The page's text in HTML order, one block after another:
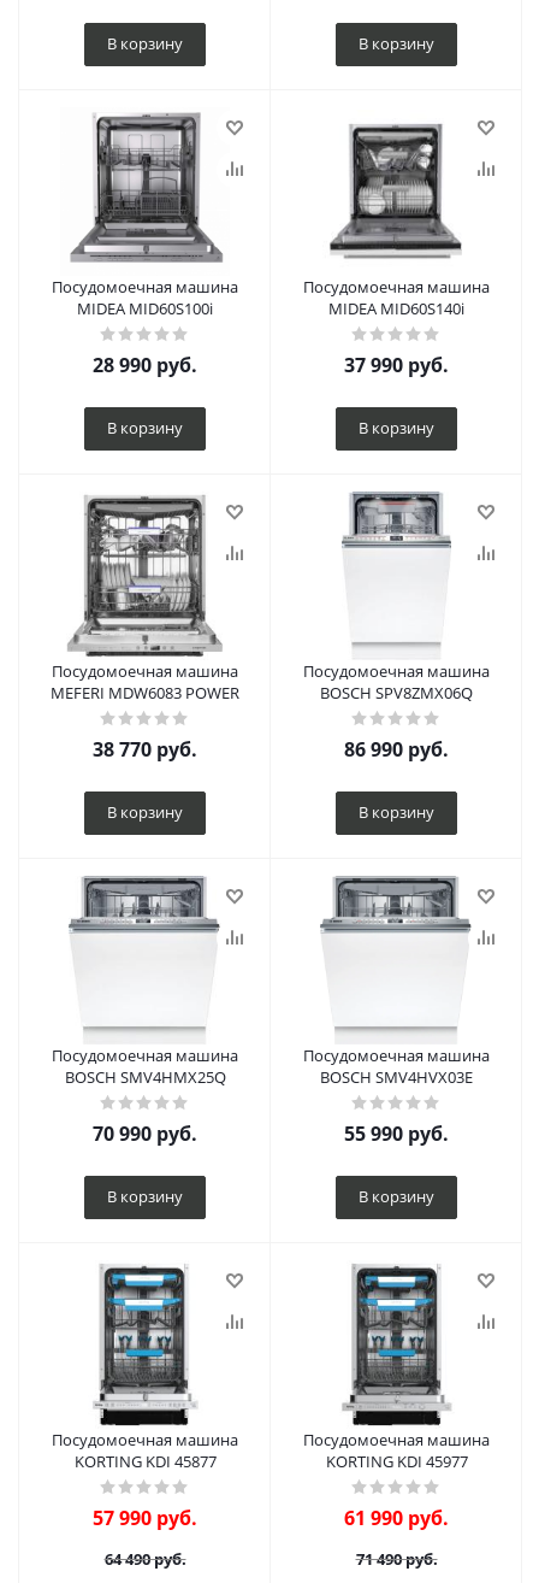
В корзину В корзину
Посудомоечная машина
MIDEA MID60S100i
28 990 руб.
В корзину
Посудомоечная машина
MIDEA MID60S140i
37 990 руб.
В корзину
Посудомоечная машина
MEFERI MDW6083 POWER
38 770 руб.
В корзину
Посудомоечная машина
BOSCH SPV8ZMX06Q
86 990 руб.
В корзину
Посудомоечная машина
BOSCH SMV4HMX25Q
70 990 руб.
В корзину
Посудомоечная машина
BOSCH SMV4HVX03E
55 990 руб.
В корзину
Посудомоечная машина
KORTING KDI 45877
57 990 руб.
64 490руб.
Посудомоечная машина
KORTING KDI 45977
61 990 руб.
71 490руб.